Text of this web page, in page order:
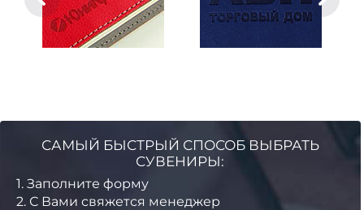
САМЫЙ БЫСТРЫЙ СПОСОБ ВЫБРАТЬ
СУВЕНИРЫ:
1. Заполните форму
2. С Вами свяжется менеджер